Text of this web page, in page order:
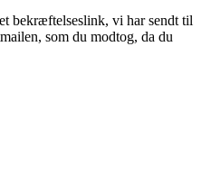
bekræftelseslink, vi har sendt til
som du modtog, da du